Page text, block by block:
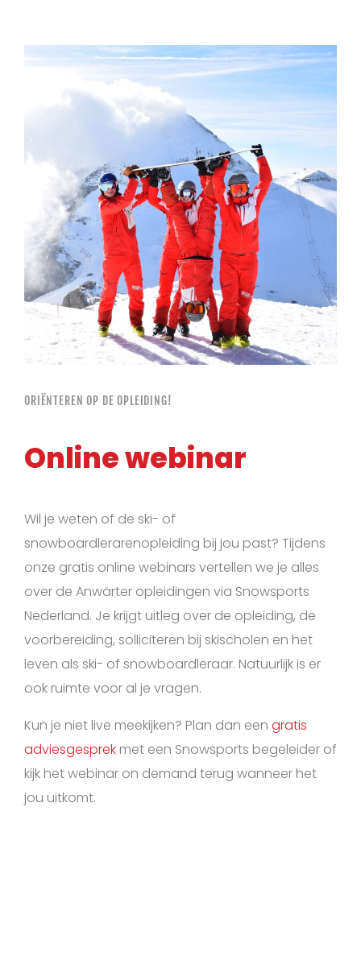
ORIËNTEREN OP DE OPLEIDING!
Online webinar
Wil je weten of de ski- of
snowboardlerarenopleiding bij jou past? Tijdens
onze gratis online webinars vertellen we je alles
over de Anwärter opleidingen via Snowsports
Nederland. Je krijgt uitleg over de opleiding, de
voorbereiding, solliciteren bij skischolen en het
leven als ski- of snowboardleraar. Natuurlijk is er
ook ruimte voor al je vragen.
Kun je niet live meekijken? Plan dan een gratis
adviesgesprek met een Snowsports begeleider of
kijk het webinar on demand terug wanneer het
jou uitkomt.